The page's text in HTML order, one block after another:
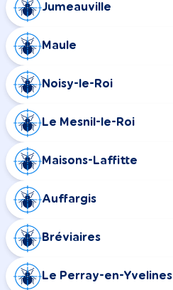
Jumeauville
Maule
Noisy-le-Roi
Le Mesnil-le-Roi
Maisons-Laffitte
Auffargis
Bréviaires
Le Perray-en-Yvelines